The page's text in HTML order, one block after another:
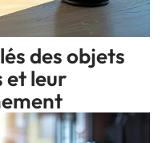
des objets
et leur